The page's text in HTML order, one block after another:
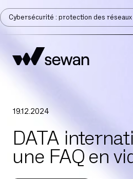
Cybersécurité : protection des réseaux
19.12.2024
DATA
une FAQ en